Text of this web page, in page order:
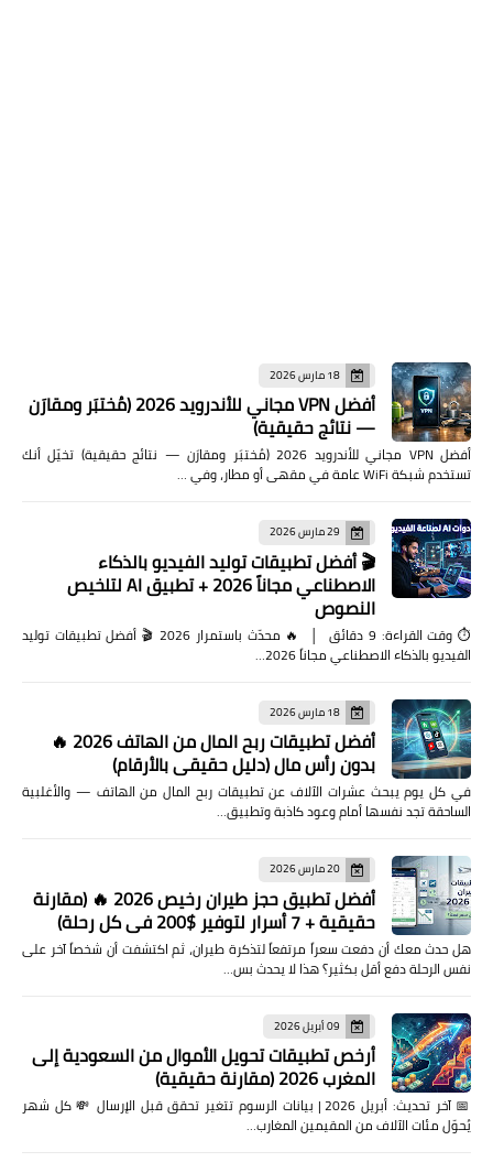
18 مارس 2026
أفضل VPN مجاني للأندرويد 2026 (مُختبَر ومقارَن
— نتائج حقيقية)
أفضل VPN مجاني للأندرويد 2026 (مُختبَر ومقارَن — نتائج حقيقية) تخيّل أنك
تستخدم شبكة WiFi عامة في مقهى أو مطار، وفي …
29 مارس 2026
🎬 أفضل تطبيقات توليد الفيديو بالذكاء
الاصطناعي مجاناً 2026 + تطبيق AI لتلخيص
النصوص
⏱️ وقت القراءة: 9 دقائق │ 🔥 محدّث باستمرار 2026 🎬 أفضل تطبيقات توليد
الفيديو بالذكاء الاصطناعي مجاناً 2026…
18 مارس 2026
أفضل تطبيقات ربح المال من الهاتف 2026 🔥
بدون رأس مال (دليل حقيقي بالأرقام)
في كل يوم يبحث عشرات الآلاف عن تطبيقات ربح المال من الهاتف — والأغلبية
الساحقة تجد نفسها أمام وعود كاذبة وتطبيق…
20 مارس 2026
أفضل تطبيق حجز طيران رخيص 2026 🔥 (مقارنة
حقيقية + 7 أسرار لتوفير $200 في كل رحلة)
هل حدث معك أن دفعت سعراً مرتفعاً لتذكرة طيران، ثم اكتشفت أن شخصاً آخر على
نفس الرحلة دفع أقل بكثير؟ هذا لا يحدث بس…
09 أبريل 2026
أرخص تطبيقات تحويل الأموال من السعودية إلى
المغرب 2026 (مقارنة حقيقية)
📅 آخر تحديث: أبريل 2026 | بيانات الرسوم تتغير تحقق قبل الإرسال 💸 كل شهر
يُحوّل مئات الآلاف من المقيمين المغارب…